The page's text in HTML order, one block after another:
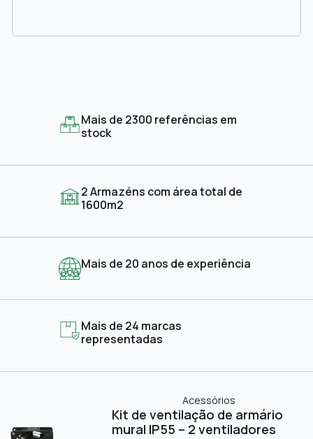
Mais de 2300 referências em
stock
2 Armazéns com área total de
1600m2
Mais de 20 anos de experiência
Mais de 24 marcas
representadas
Acessórios
Kit de ventilação de armário
mural IP55 – 2 ventiladores